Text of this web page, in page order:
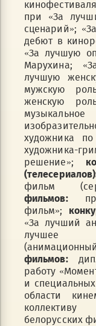
при «За
сценарий»;
дебют в
«За лучшую
Марухина;
лучшую
мужскую
женскую
художника
художника-
решение»;
фильм
фильмов:
фильм»;
«За лучший
лучшее
фильмов:
работу
и
области
белорусских